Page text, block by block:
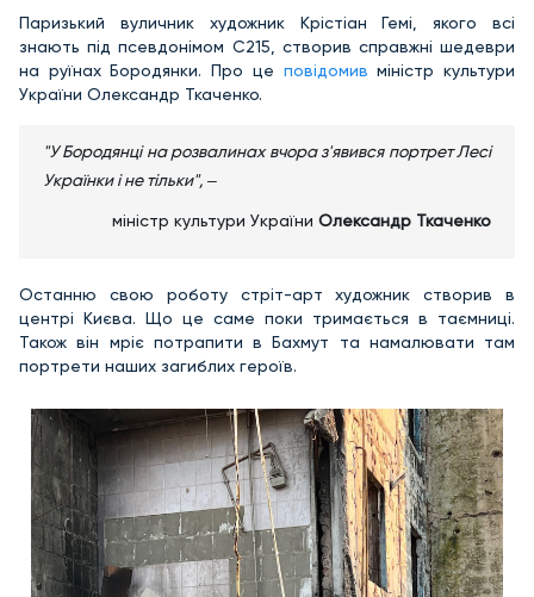
Паризький вуличник художник Крістіан Гемі, якого всі
знають під псевдонімом C215, створив справжні шедеври
на руїнах Бородянки. Про це повідомивміністр культури
України Олександр Ткаченко.
"У Бородянці на розвалинах вчора з'явився портрет Лесі
Українки і не тільки", ‒
міністр культури України Олександр Ткаченко
Останню свою роботу стріт-арт художник створив в
центрі Києва. Що це саме поки тримається в таємниці.
Також він мріє потрапити в Бахмут та намалювати там
портрети наших загиблих героїв.